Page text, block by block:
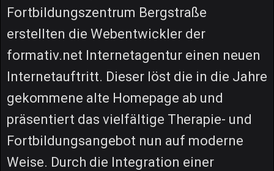
Fortbildungszentrum Bergstraße
erstellten die Webentwickler der
formativ.net Internetagentur einen neuen
Internetauftritt. Dieser löst die in die Jahre
gekommene alte Homepage ab und
präsentiert das vielfältige Therapie- und
Fortbildungsangebot nun auf moderne
Weise. Durch die Integration einer